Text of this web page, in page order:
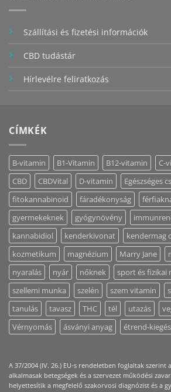
Szállítási és fizetési információk
CBD tudástár
Hírlevélre feliratkozás
CÍMKÉK
B-vitamin B1-Vitamin B12-vitamin C-
CBD
CBDVital D-vitamin Egészséges
fitokannabinoid
fáradékonyság
gyermekeknek
gyógynövény
kannabidiol
kenderkivonat kendermag
kozmetikum
magnézium Marry Jane
nyaralás
nyár nőknek sport és fizikai
szellemi munka
szelén szem vitamin
tanulás
tavasz THC tél utazás
Vérnyomás
ásványi anyag étrend-
A 37/2004 (IV. 26.) EU-s rendeletben foglaltak szerint
alkalmasak betegségek és a szervezet működési
helyettesítik a megfelelő szakorvosi diagnózist és a